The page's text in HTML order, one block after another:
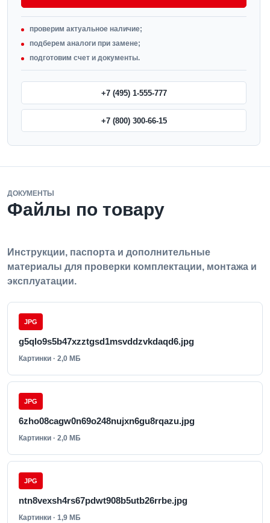
проверим актуальное наличие;
подберем аналоги при замене;
подготовим счет и документы.
+7 (495) 1-555-777
+7 (800) 300-66-15
ДОКУМЕНТЫ
Файлы по товару
Инструкции, паспорта и дополнительные
материалы для проверки комплектации, монтажа и
эксплуатации.
JPG
g5qlo9s5b47xzztgsd1msvddzvkdaqd6.jpg
Картинки · 2,0 МБ
JPG
6zho08cagw0n69o248nujxn6gu8rqazu.jpg
Картинки · 2,0 МБ
JPG
ntn8vexsh4rs67pdwt908b5utb26rrbe.jpg
Картинки · 1,9 МБ